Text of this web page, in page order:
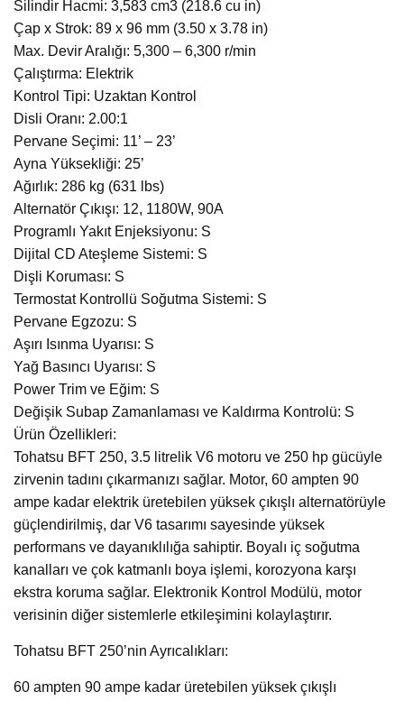
Silindir Hacmi: 3,583 cm3 (218.6 cu in)
Çap x Strok: 89 x 96 mm (3.50 x 3.78 in)
Max. Devir Aralığı: 5,300 – 6,300 r/min
Çalıştırma: Elektrik
Kontrol Tipi: Uzaktan Kontrol
Disli Oranı: 2.00:1
Pervane Seçimi: 11’ – 23’
Ayna Yüksekliği: 25’
Ağırlık: 286 kg (631 lbs)
Alternatör Çıkışı: 12, 1180W, 90A
Programlı Yakıt Enjeksiyonu: S
Dijital CD Ateşleme Sistemi: S
Dişli Koruması: S
Termostat Kontrollü Soğutma Sistemi: S
Pervane Egzozu: S
Aşırı Isınma Uyarısı: S
Yağ Basıncı Uyarısı: S
Power Trim ve Eğim: S
Değişik Subap Zamanlaması ve Kaldırma Kontrolü: S
Ürün Özellikleri:
Tohatsu BFT 250, 3.5 litrelik V6 motoru ve 250 hp gücüyle
zirvenin tadını çıkarmanızı sağlar. Motor, 60 ampten 90
ampe kadar elektrik üretebilen yüksek çıkışlı alternatörüyle
güçlendirilmiş, dar V6 tasarımı sayesinde yüksek
performans ve dayanıklılığa sahiptir. Boyalı iç soğutma
kanalları ve çok katmanlı boya işlemi, korozyona karşı
ekstra koruma sağlar. Elektronik Kontrol Modülü, motor
verisinin diğer sistemlerle etkileşimini kolaylaştırır.
Tohatsu BFT 250’nin Ayrıcalıkları:
60 ampten 90 ampe kadar üretebilen yüksek çıkışlı